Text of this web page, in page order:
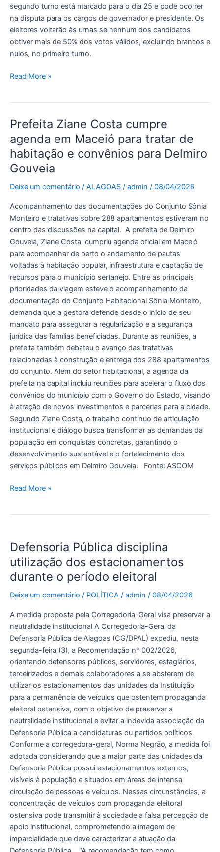
segundo turno está marcado para o dia 25 e pode ocorrer
na disputa para os cargos de governador e presidente. Os
eleitores voltarão às urnas se nenhum dos candidatos
obtiver mais de 50% dos votos válidos, excluindo brancos e
nulos, no primeiro turno.
Read More »
Prefeita Ziane Costa cumpre
agenda em Maceió para tratar de
habitação e convênios para Delmiro
Gouveia
Deixe um comentário / ALAGOAS / admin / 08/04/2026
Acompanhamento das documentações do Conjunto Sônia
Monteiro e tratativas sobre 288 apartamentos estiveram no
centro das discussões na capital. ​ A prefeita de Delmiro
Gouveia, Ziane Costa, cumpriu agenda oficial em Maceió
para acompanhar de perto o andamento de pautas
voltadas à habitação popular, infraestrutura e captação de
recursos para o município sertanejo. ​Entre as principais
prioridades da viagem esteve o acompanhamento da
documentação do Conjunto Habitacional Sônia Monteiro,
demanda que a gestora defende desde o início de seu
mandato para assegurar a regularização e a segurança
jurídica das famílias beneficiadas. Durante as reuniões, a
prefeita também debateu o avanço das tratativas
relacionadas à construção e entrega dos 288 apartamentos
do conjunto. ​Além do setor habitacional, a agenda da
prefeita na capital incluiu reuniões para acelerar o fluxo dos
convênios do município com o Governo do Estado, visando
à atração de novos investimentos e parcerias para a cidade.
​Segundo Ziane Costa, o trabalho contínuo de articulação
institucional e diálogo busca transformar as demandas da
população em conquistas concretas, garantindo o
desenvolvimento sustentável e o fortalecimento dos
serviços públicos em Delmiro Gouveia. Fonte: ASCOM
Prefeita
Costa
cumpre
agenda
para
tratar
de
habitação
e
convênios
para
Delmiro
Gouveia
Read More »
Defensoria Pública disciplina
utilização dos estacionamentos
durante o período eleitoral
Deixe um comentário / POLÍTICA / admin / 08/04/2026
A medida proposta pela Corregedoria-Geral visa preservar a
neutralidade institucional A Corregedoria-Geral da
Defensoria Pública de Alagoas (CG/DPAL) expediu, nesta
segunda-feira (3), a Recomendação nº 002/2026,
orientando defensores públicos, servidores, estagiários,
terceirizados e demais colaboradores a se absterem de
utilizar os estacionamentos das unidades da Instituição
para a permanência de veículos que ostentem propaganda
eleitoral ostensiva, com o objetivo de preservar a
neutralidade institucional e evitar a indevida associação da
Defensoria Pública a candidaturas ou partidos políticos.
Conforme a corregedora-geral, Norma Negrão, a medida foi
adotada considerando que a maior parte das unidades da
Defensoria Pública possui estacionamentos externos,
visíveis à população e situados em áreas de intensa
circulação de pessoas e veículos. Nessas circunstâncias, a
concentração de veículos com propaganda eleitoral
ostensiva pode transmitir à sociedade a falsa percepção de
apoio institucional, comprometendo a imagem de
imparcialidade que deve caracterizar a atuação da
Pública
disciplina
utilização
dos
estacionamentos
o
período
eleitoral